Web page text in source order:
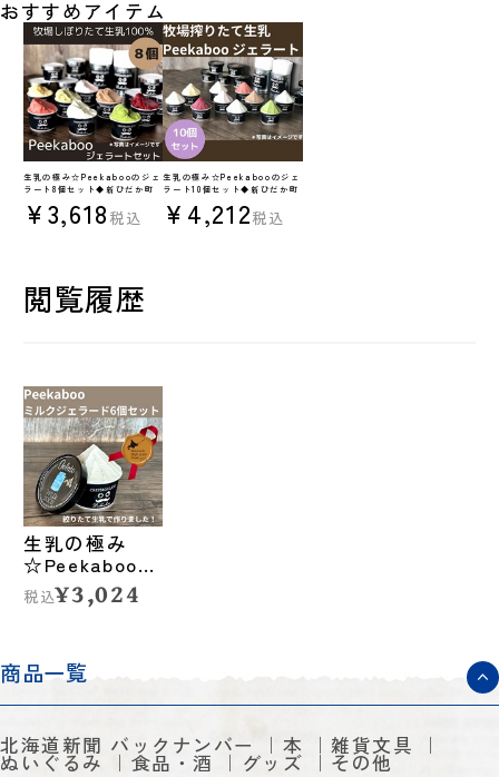
おすすめアイテム
生乳の極み☆Peekabooのジェ
ラート8個セット◆新ひだか町
¥3,618 税込
生乳の極み☆Peekabooのジェ
ラート10個セット◆新ひだか町
¥4,212税込
閲覧履歴
生乳の極み
☆Peekabooの
ジェラート
「みるく」6個
税込¥3,024
商品一覧
北海道新聞 バックナンバー 本 雑貨文具
ぬいぐるみ 食品・酒 グッズ その他